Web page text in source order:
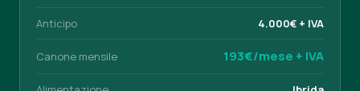
Anticipo 4.000€ + IVA
Canone mensile 193€/mese + IVA